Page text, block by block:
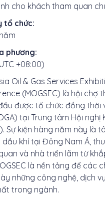
cho khách tham quan
tổ chức:
phương:
+08:00)
Oil & Gas Services
(MOGSEC) là hội chợ
được tổ chức đồng thời
tại Trung tâm Hội nghị
Sự kiện hàng năm này là
dầu khí tại Đông Nam Á,
và nhà triển lãm từ
là nền tảng để các
những công nghệ, dịch
trong ngành.